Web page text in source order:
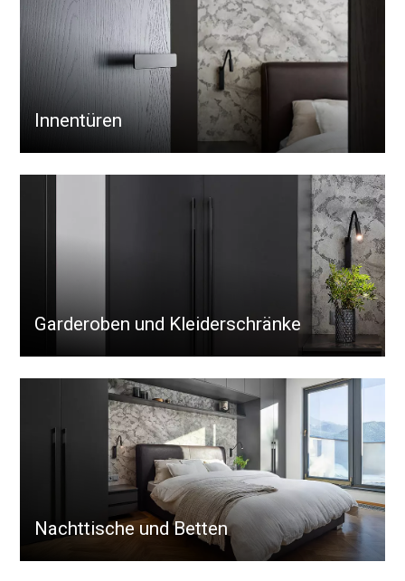
Innentüren
Garderoben und Kleiderschränke
Nachttische und Betten